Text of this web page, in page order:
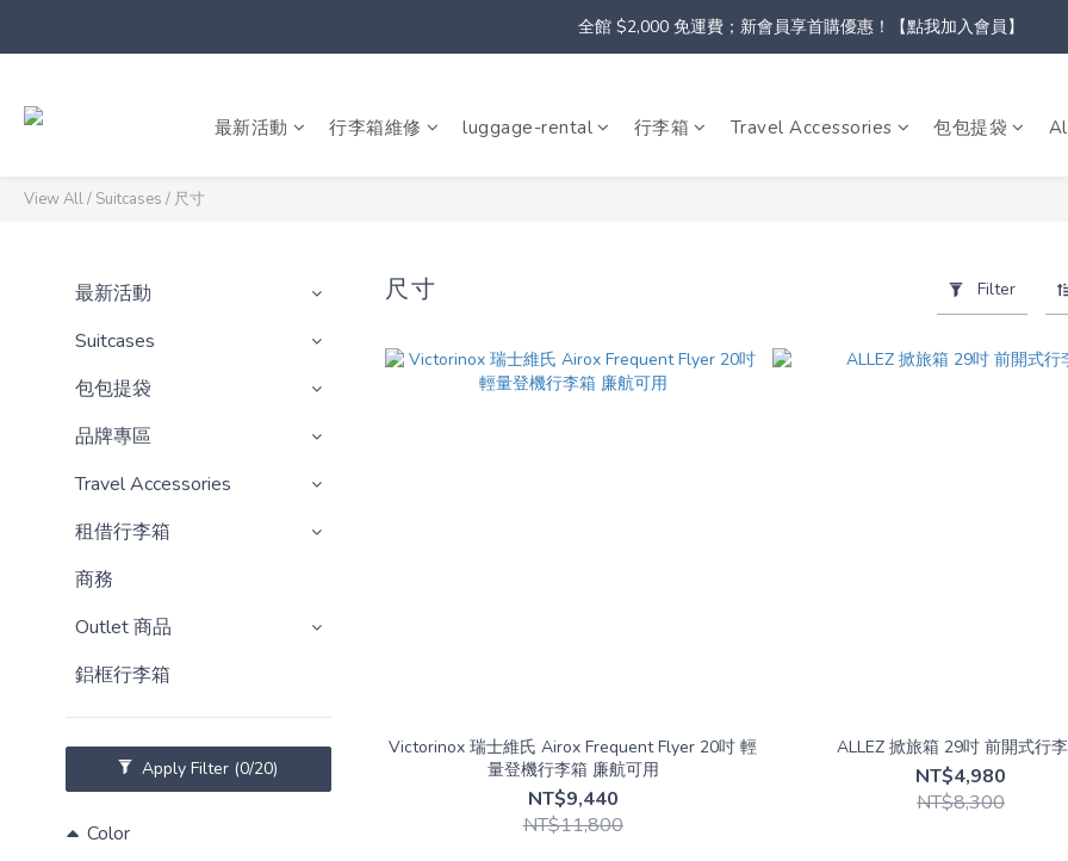
全館 $2,000 免運費；新會員享首購優惠！【點我加入會員】
最新活動 行李箱維修 luggage-rental 行李箱 Travel Accessories 包包提袋
View All/ Suitcases / 尺寸
最新活動
Suitcases
包包提袋
品牌專區
Travel Accessories
租借行李箱
商務
Outlet 商品
鋁框行李箱
Apply Filter (0/20)
Color
尺寸 Filter
Victorinox 瑞士維氏 Airox Frequent Flyer 20吋 輕
量登機行李箱 廉航可用
NT$9,440
NT$11,800
ALLEZ 掀旅箱 29吋 前開式行
NT$4,980
NT$8,300